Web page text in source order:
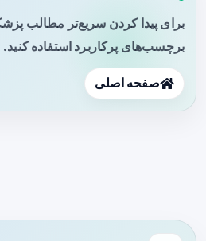
برای پیدا کردن سریع‌تر مطالب
برچسب‌های پرکاربرد استفاده کنید.
صفحه اصلی